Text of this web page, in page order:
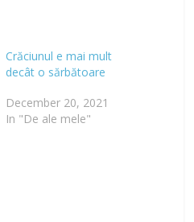
Crăciunul e mai mult
decât o sărbătoare
December 20, 2021
In "De ale mele"